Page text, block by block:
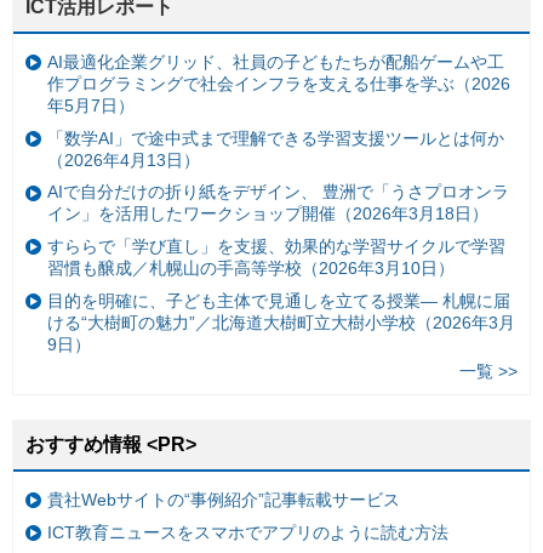
ICT活用レポート
AI最適化企業グリッド、社員の子どもたちが配船ゲームや工
作プログラミングで社会インフラを支える仕事を学ぶ（2026
年5月7日）
「数学AI」で途中式まで理解できる学習支援ツールとは何か
（2026年4月13日）
AIで自分だけの折り紙をデザイン、 豊洲で「うさプロオンラ
イン」を活用したワークショップ開催（2026年3月18日）
すららで「学び直し」を支援、効果的な学習サイクルで学習
習慣も醸成／札幌山の手高等学校（2026年3月10日）
目的を明確に、子ども主体で見通しを立てる授業— 札幌に届
ける“大樹町の魅力”／北海道大樹町立大樹小学校（2026年3月
9日）
一覧 >>
おすすめ情報 <PR>
貴社Webサイトの“事例紹介”記事転載サービス
ICT教育ニュースをスマホでアプリのように読む方法